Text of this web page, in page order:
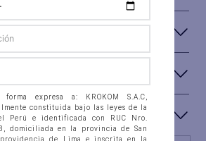
expresa a: KROKOM S.A.C,
constituida bajo las leyes de la
Perú e identificada con RUC Nro.
domiciliada en la provincia de San